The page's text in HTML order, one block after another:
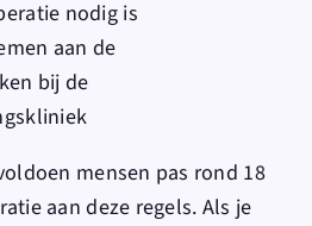
nodig is
aan de
bij de
mensen pas rond 18
aan deze regels. Als je